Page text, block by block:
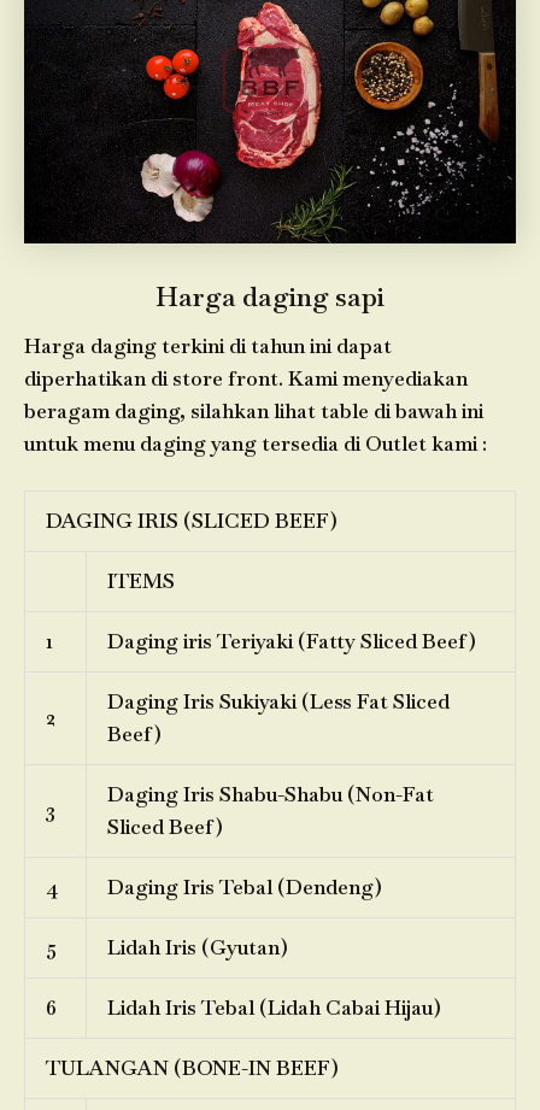
Harga daging sapi
Harga daging terkini di tahun ini dapat
diperhatikan di store front. Kami menyediakan
beragam daging, silahkan lihat table di bawah ini
untuk menu daging yang tersedia di Outlet kami :
DAGING IRIS (SLICED BEEF)
ITEMS
1 Daging iris Teriyaki (Fatty Sliced Beef)
2
Daging Iris Sukiyaki (Less Fat Sliced
Beef)
3
Daging Iris Shabu-Shabu (Non-Fat
Sliced Beef)
4 Daging Iris Tebal (Dendeng)
5 Lidah Iris (Gyutan)
6 Lidah Iris Tebal (Lidah Cabai Hijau)
TULANGAN (BONE-IN BEEF)